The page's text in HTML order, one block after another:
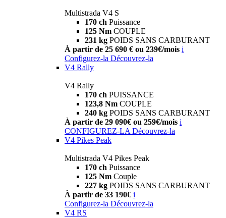
Multistrada V4 S
170 ch Puissance
125 Nm COUPLE
231 kg POIDS SANS CARBURANT
À partir de 25 690 € ou 239€/mois i
Configurez-la Découvrez-la
V4 Rally
V4 Rally
170 ch PUISSANCE
123,8 Nm COUPLE
240 kg POIDS SANS CARBURANT
À partir de 29 090€ ou 259€/mois i
CONFIGUREZ-LA Découvrez-la
V4 Pikes Peak
Multistrada V4 Pikes Peak
170 ch Puissance
125 Nm Couple
227 kg POIDS SANS CARBURANT
À partir de 33 190€ i
Configurez-la Découvrez-la
V4 RS